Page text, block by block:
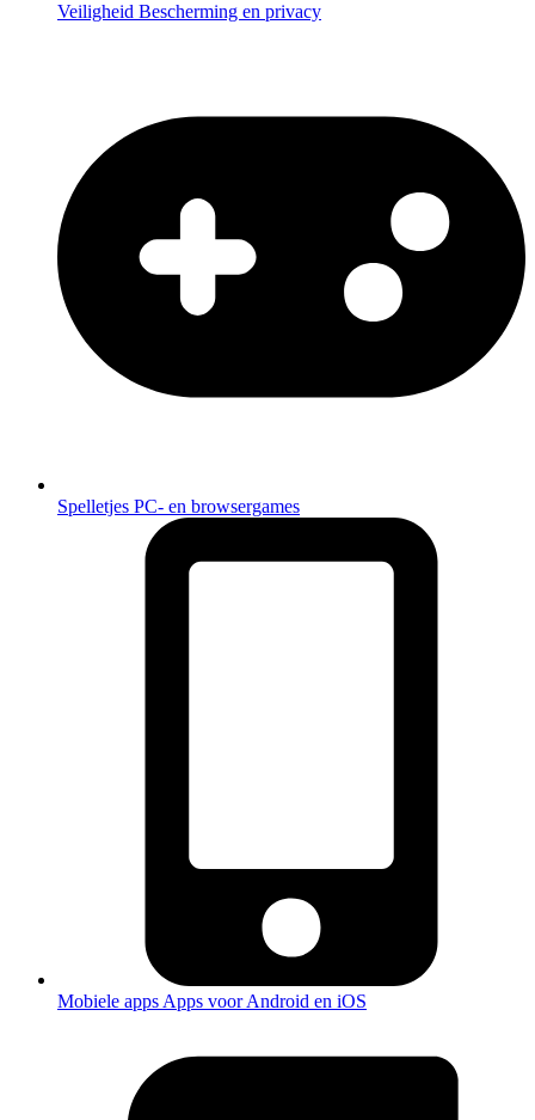
Veiligheid Bescherming en privacy
Spelletjes PC- en browsergames
Mobiele apps Apps voor Android en iOS